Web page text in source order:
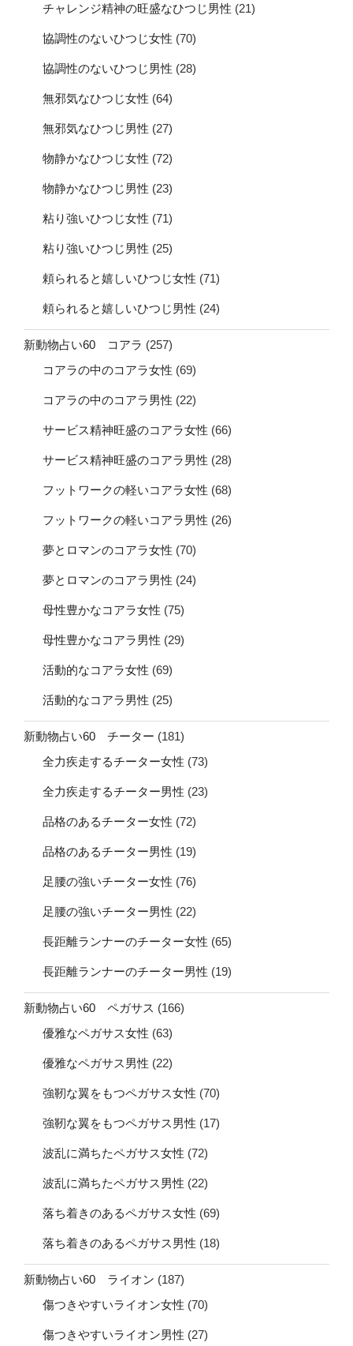
チャレンジ精神の旺盛なひつじ男性 (21)
協調性のないひつじ女性 (70)
協調性のないひつじ男性 (28)
無邪気なひつじ女性 (64)
無邪気なひつじ男性 (27)
物静かなひつじ女性 (72)
物静かなひつじ男性 (23)
粘り強いひつじ女性 (71)
粘り強いひつじ男性 (25)
頼られると嬉しいひつじ女性 (71)
頼られると嬉しいひつじ男性 (24)
新動物占い60 コアラ (257)
コアラの中のコアラ女性 (69)
コアラの中のコアラ男性 (22)
サービス精神旺盛のコアラ女性 (66)
サービス精神旺盛のコアラ男性 (28)
フットワークの軽いコアラ女性 (68)
フットワークの軽いコアラ男性 (26)
夢とロマンのコアラ女性 (70)
夢とロマンのコアラ男性 (24)
母性豊かなコアラ女性 (75)
母性豊かなコアラ男性 (29)
活動的なコアラ女性 (69)
活動的なコアラ男性 (25)
新動物占い60 チーター (181)
全力疾走するチーター女性 (73)
全力疾走するチーター男性 (23)
品格のあるチーター女性 (72)
品格のあるチーター男性 (19)
足腰の強いチーター女性 (76)
足腰の強いチーター男性 (22)
長距離ランナーのチーター女性 (65)
長距離ランナーのチーター男性 (19)
新動物占い60 ペガサス (166)
優雅なペガサス女性 (63)
優雅なペガサス男性 (22)
強靭な翼をもつペガサス女性 (70)
強靭な翼をもつペガサス男性 (17)
波乱に満ちたペガサス女性 (72)
波乱に満ちたペガサス男性 (22)
落ち着きのあるペガサス女性 (69)
落ち着きのあるペガサス男性 (18)
新動物占い60 ライオン (187)
傷つきやすいライオン女性 (70)
傷つきやすいライオン男性 (27)